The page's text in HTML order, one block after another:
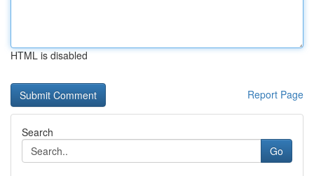
HTML is disabled
Report Page
Search
Go